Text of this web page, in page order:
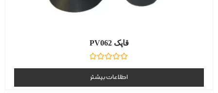
قاپک PV062
از
5
اطلاعات بیشتر